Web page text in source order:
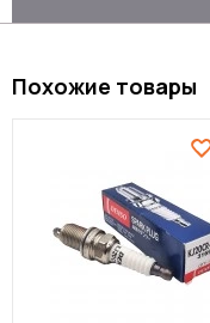
Похожие товары